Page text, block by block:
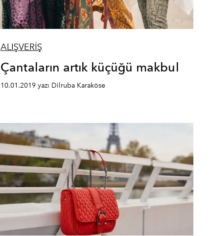
ALIŞVERİŞ
Çantaların artık küçüğü makbul
10.01.2019 yazı Dilruba Karaköse